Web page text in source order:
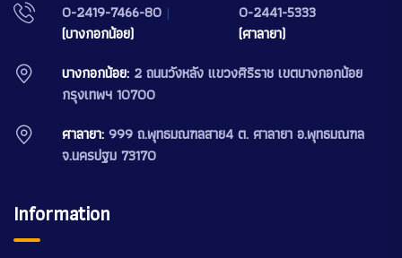
0-2419-7466-80 |
(บางกอกน้อย)
0-2441-5333
(ศาลายา)
บางกอกน้อย: 2 ถนนวังหลัง แขวงศิริราช เขตบางกอกน้อย
กรุงเทพฯ 10700
ศาลายา: 999 ถ.พุทธมณฑลสาย4 ต. ศาลายา อ.พุทธมณฑล
จ.นครปฐม 73170
Information